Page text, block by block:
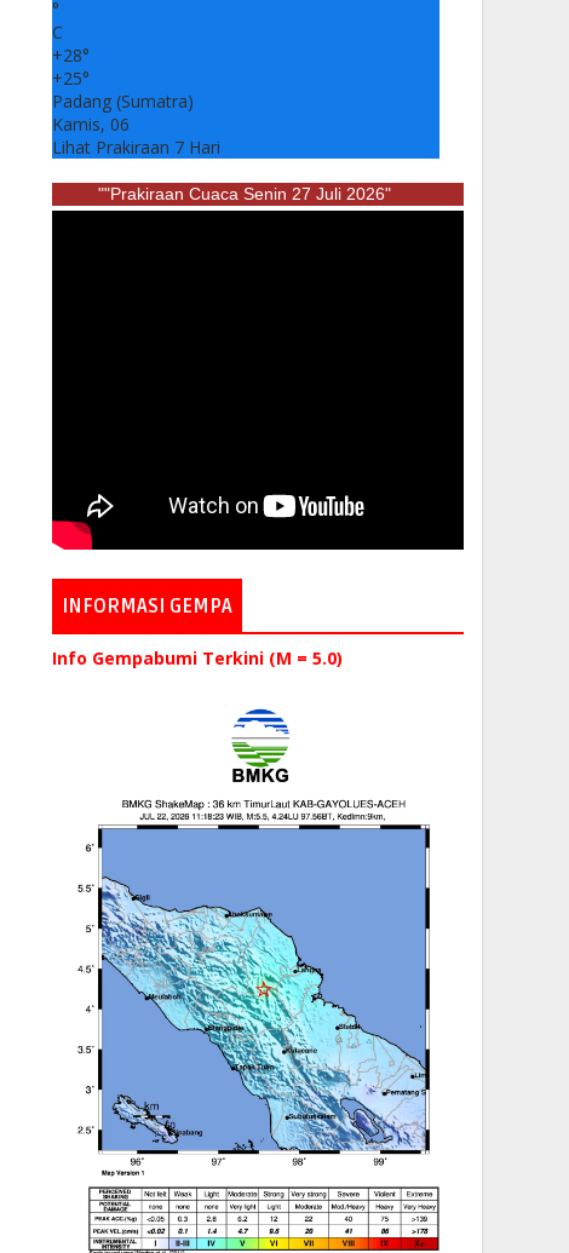
°
C
+28°
+25°
Padang (Sumatra)
Kamis, 06
Lihat Prakiraan 7 Hari
""Prakiraan Cuaca Senin 27 Juli 2026"
INFORMASI GEMPA
Info Gempabumi Terkini (M = 5.0)